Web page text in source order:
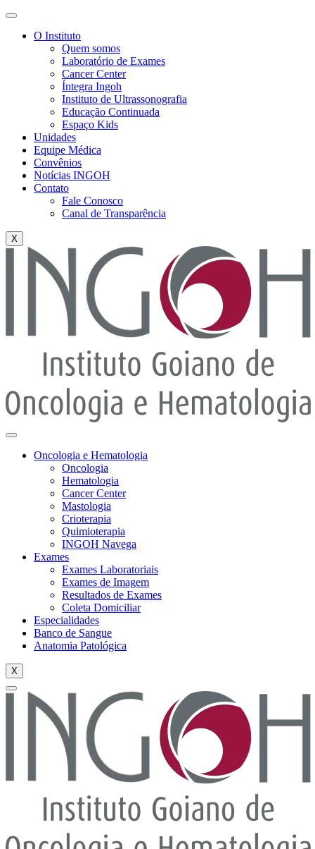
O Instituto
Quem somos
Laboratório de Exames
Cancer Center
Íntegra Ingoh
Instituto de Ultrassonografia
Educação Continuada
Espaço Kids
Unidades
Equipe Médica
Convênios
Notícias INGOH
Contato
Fale Conosco
Canal de Transparência
X
Oncologia e Hematologia
Oncologia
Hematologia
Cancer Center
Mastologia
Crioterapia
Quimioterapia
INGOH Navega
Exames
Exames Laboratoriais
Exames de Imagem
Resultados de Exames
Coleta Domiciliar
Especialidades
Banco de Sangue
Anatomia Patológica
X